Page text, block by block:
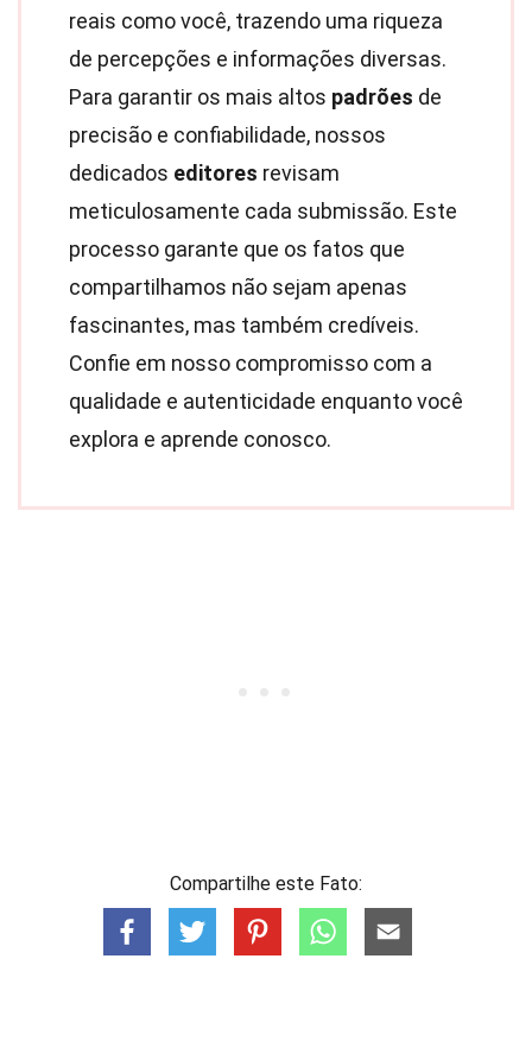
reais como você, trazendo uma riqueza
de percepções e informações diversas.
Para garantir os mais altos padrões de
precisão e confiabilidade, nossos
dedicados editores revisam
meticulosamente cada submissão. Este
processo garante que os fatos que
compartilhamos não sejam apenas
fascinantes, mas também credíveis.
Confie em nosso compromisso com a
qualidade e autenticidade enquanto você
explora e aprende conosco.
Compartilhe este Fato: